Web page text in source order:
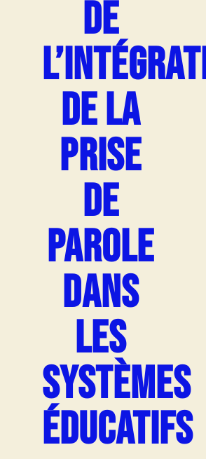
DE
DE LA
PRISE
DE
PAROLE
DANS
LES
SYSTÈMES
ÉDUCATIFS